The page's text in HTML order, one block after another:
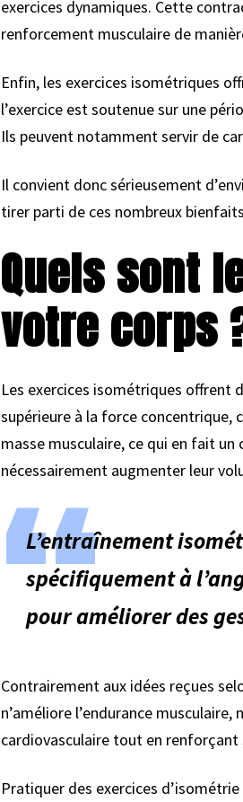
exercices dynamiques. Cette
renforcement musculaire de
Enfin, les exercices isométriques
l’exercice est soutenue sur une
Ils peuvent notamment servir de
Il convient donc sérieusement
tirer parti de ces nombreux
Quels sont
votre corps
Les exercices isométriques offrent
supérieure à la force concentrique,
masse musculaire, ce qui en fait
nécessairement augmenter leur
L’entraînement
spécifiquement à
pour améliorer des
Contrairement aux idées reçues
n’améliore l’endurance
cardiovasculaire tout en
Pratiquer des exercices